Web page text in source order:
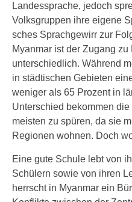
Landessprache, jedoch
Volksgruppen ihre eige­ne
sches Sprachgewirr zur
Myanmar ist der Zugang
unter­schied­lich. Während
in städ­ti­schen Gebieten
weni­ger als 65 Prozent in
Unterschied bekom­men
meis­ten zu spü­ren, da sie
Regionen woh­nen. Doch
Eine gute Schule lebt von
Schülern sowie von ihren
herrscht in Myanmar ein